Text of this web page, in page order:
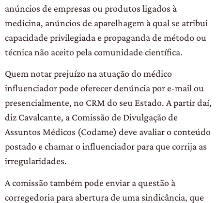
anúncios de empresas ou produtos ligados à
medicina, anúncios de aparelhagem à qual se atribui
capacidade privilegiada e propaganda de método ou
técnica não aceito pela comunidade científica.
Quem notar prejuízo na atuação do médico
influenciador pode oferecer denúncia por e-mail ou
presencialmente, no CRM do seu Estado. A partir daí,
diz Cavalcante, a Comissão de Divulgação de
Assuntos Médicos (Codame) deve avaliar o conteúdo
postado e chamar o influenciador para que corrija as
irregularidades.
A comissão também pode enviar a questão à
corregedoria para abertura de uma sindicância, que